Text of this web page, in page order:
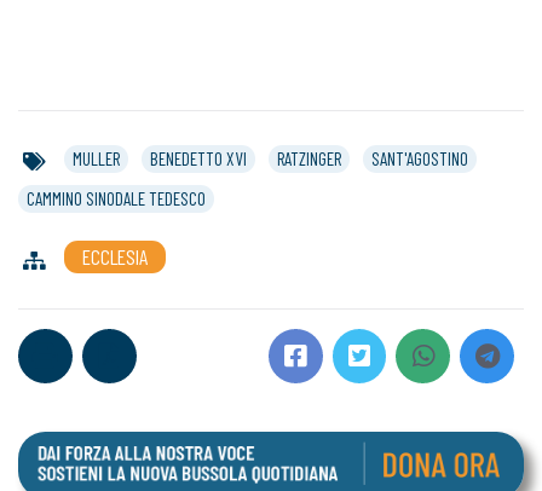
MULLER BENEDETTO XVI RATZINGER
SANT'AGOSTINO
CAMMINO SINODALE TEDESCO
ECCLESIA